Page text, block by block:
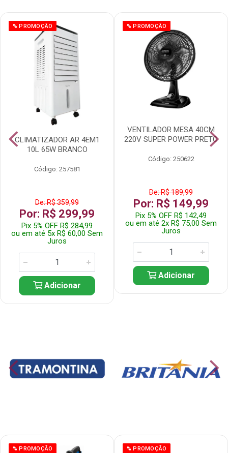
% PROMOÇÃO
CLIMATIZADOR AR 4EM1
10L 65W BRANCO
Código: 257581
De: R$ 359,99
Por: R$ 299,99
Pix 5% OFF R$ 284,99
ou em até 5x R$ 60,00 Sem
Juros
Adicionar
% PROMOÇÃO
VENTILADOR MESA 40CM
220V SUPER POWER PRETO
Código: 250622
De: R$ 189,99
Por: R$ 149,99
Pix 5% OFF R$ 142,49
ou em até 2x R$ 75,00 Sem
Juros
Adicionar
% PROMOÇÃO % PROMOÇÃO